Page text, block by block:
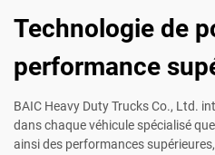
Technologie de
performance
BAIC Heavy Duty Trucks Co., Ltd.
dans chaque véhicule spécialisé
ainsi des performances